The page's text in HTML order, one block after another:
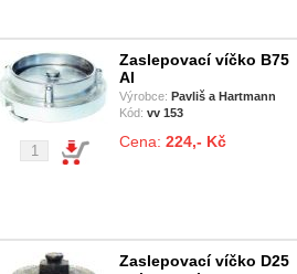
Zaslepovací víčko B75
Al
Výrobce: Pavliš a Hartmann
Kód: vv 153
Cena: 224,- Kč
Zaslepovací víčko D25